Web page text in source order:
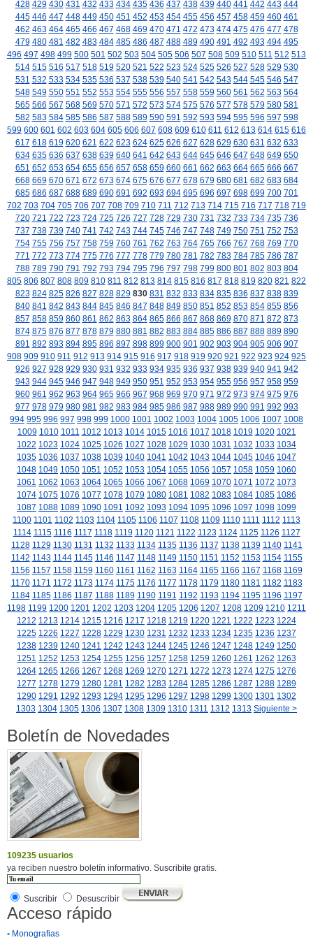
428 429 430 431 432 433 434 435 436 437 438 439 440 441 442 443 444
445 446 447 448 449 450 451 452 453 454 455 456 457 458 459 460 461
462 463 464 465 466 467 468 469 470 471 472 473 474 475 476 477 478
479 480 481 482 483 484 485 486 487 488 489 490 491 492 493 494 495
496 497 498 499 500 501 502 503 504 505 506 507 508 509 510 511 512 513
514 515 516 517 518 519 520 521 522 523 524 525 526 527 528 529 530
531 532 533 534 535 536 537 538 539 540 541 542 543 544 545 546 547
548 549 550 551 552 553 554 555 556 557 558 559 560 561 562 563 564
565 566 567 568 569 570 571 572 573 574 575 576 577 578 579 580 581
582 583 584 585 586 587 588 589 590 591 592 593 594 595 596 597 598
599 600 601 602 603 604 605 606 607 608 609 610 611 612 613 614 615 616
617 618 619 620 621 622 623 624 625 626 627 628 629 630 631 632 633
634 635 636 637 638 639 640 641 642 643 644 645 646 647 648 649 650
651 652 653 654 655 656 657 658 659 660 661 662 663 664 665 666 667
668 669 670 671 672 673 674 675 676 677 678 679 680 681 682 683 684
685 686 687 688 689 690 691 692 693 694 695 696 697 698 699 700 701
702 703 704 705 706 707 708 709 710 711 712 713 714 715 716 717 718 719
720 721 722 723 724 725 726 727 728 729 730 731 732 733 734 735 736
737 738 739 740 741 742 743 744 745 746 747 748 749 750 751 752 753
754 755 756 757 758 759 760 761 762 763 764 765 766 767 768 769 770
771 772 773 774 775 776 777 778 779 780 781 782 783 784 785 786 787
788 789 790 791 792 793 794 795 796 797 798 799 800 801 802 803 804
805 806 807 808 809 810 811 812 813 814 815 816 817 818 819 820 821 822
823 824 825 826 827 828 829 830 831 832 833 834 835 836 837 838 839
840 841 842 843 844 845 846 847 848 849 850 851 852 853 854 855 856
857 858 859 860 861 862 863 864 865 866 867 868 869 870 871 872 873
874 875 876 877 878 879 880 881 882 883 884 885 886 887 888 889 890
891 892 893 894 895 896 897 898 899 900 901 902 903 904 905 906 907
908 909 910 911 912 913 914 915 916 917 918 919 920 921 922 923 924 925
926 927 928 929 930 931 932 933 934 935 936 937 938 939 940 941 942
943 944 945 946 947 948 949 950 951 952 953 954 955 956 957 958 959
960 961 962 963 964 965 966 967 968 969 970 971 972 973 974 975 976
977 978 979 980 981 982 983 984 985 986 987 988 989 990 991 992 993
994 995 996 997 998 999 1000 1001 1002 1003 1004 1005 1006 1007 1008
1009 1010 1011 1012 1013 1014 1015 1016 1017 1018 1019 1020 1021
1022 1023 1024 1025 1026 1027 1028 1029 1030 1031 1032 1033 1034
1035 1036 1037 1038 1039 1040 1041 1042 1043 1044 1045 1046 1047
1048 1049 1050 1051 1052 1053 1054 1055 1056 1057 1058 1059 1060
1061 1062 1063 1064 1065 1066 1067 1068 1069 1070 1071 1072 1073
1074 1075 1076 1077 1078 1079 1080 1081 1082 1083 1084 1085 1086
1087 1088 1089 1090 1091 1092 1093 1094 1095 1096 1097 1098 1099
1100 1101 1102 1103 1104 1105 1106 1107 1108 1109 1110 1111 1112 1113
1114 1115 1116 1117 1118 1119 1120 1121 1122 1123 1124 1125 1126 1127
1128 1129 1130 1131 1132 1133 1134 1135 1136 1137 1138 1139 1140 1141
1142 1143 1144 1145 1146 1147 1148 1149 1150 1151 1152 1153 1154 1155
1156 1157 1158 1159 1160 1161 1162 1163 1164 1165 1166 1167 1168 1169
1170 1171 1172 1173 1174 1175 1176 1177 1178 1179 1180 1181 1182 1183
1184 1185 1186 1187 1188 1189 1190 1191 1192 1193 1194 1195 1196 1197
1198 1199 1200 1201 1202 1203 1204 1205 1206 1207 1208 1209 1210 1211
1212 1213 1214 1215 1216 1217 1218 1219 1220 1221 1222 1223 1224
1225 1226 1227 1228 1229 1230 1231 1232 1233 1234 1235 1236 1237
1238 1239 1240 1241 1242 1243 1244 1245 1246 1247 1248 1249 1250
1251 1252 1253 1254 1255 1256 1257 1258 1259 1260 1261 1262 1263
1264 1265 1266 1267 1268 1269 1270 1271 1272 1273 1274 1275 1276
1277 1278 1279 1280 1281 1282 1283 1284 1285 1286 1287 1288 1289
1290 1291 1292 1293 1294 1295 1296 1297 1298 1299 1300 1301 1302
1303 1304 1305 1306 1307 1308 1309 1310 1311 1312 1313 Siguiente >
Boletín de Novedades
109235 usuarios
ya reciben nuestro boletín informativo. Suscribite gratis.
Suscribir Desuscribir
Acceso rápido
• Monografias